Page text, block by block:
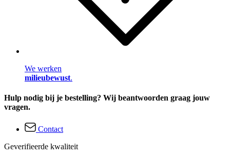
We werken
milieubewust.
Hulp nodig bij je bestelling? Wij beantwoorden graag jouw
vragen.
Contact
Geverifieerde kwaliteit